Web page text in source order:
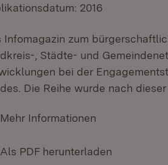
2016
Infomagazin zum
, Städte- und
bei der
Die Reihe wurde nach
Mehr Informationen
Download:
Als PDF herunterladen